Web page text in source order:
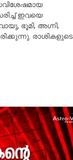
ഇവയെ
ഭൂമി, അഗ്നി,
രാശികളുടെ